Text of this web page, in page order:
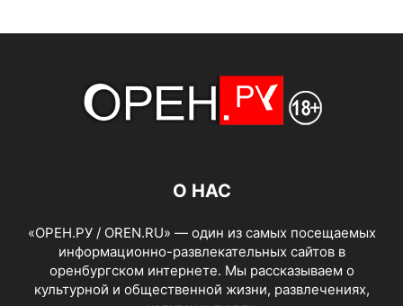
О НАС
«ОРЕН.РУ / OREN.RU» — один из самых посещаемых
информационно-развлекательных сайтов в
оренбургском интернете. Мы рассказываем о
культурной и общественной жизни, развлечениях,